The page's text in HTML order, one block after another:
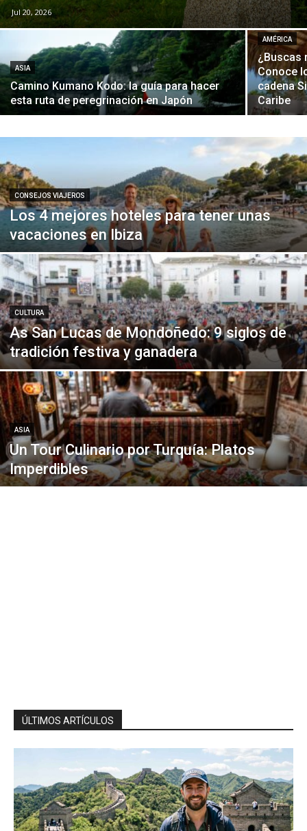
Jul 20, 2026
ASIA
Camino Kumano Kodo: la guía para hacer
esta ruta de peregrinación en Japón
AMÉRICA
¿Buscas
Conoce
cadena
Caribe
CONSEJOS VIAJEROS
Los 4 mejores hoteles para tener unas
vacaciones en Ibiza
CULTURA
As San Lucas de Mondoñedo: 9 siglos de
tradición festiva y ganadera
ASIA
Un Tour Culinario por Turquía: Platos
Imperdibles
ÚLTIMOS ARTÍCULOS